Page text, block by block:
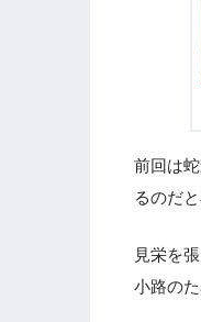
前回は
るのだ
見栄を
小路の